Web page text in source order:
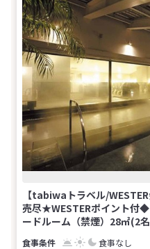
【tabiwaトラベル/
売尽★WESTERポイント付
ードルーム（禁煙）28㎡(2
食事なし